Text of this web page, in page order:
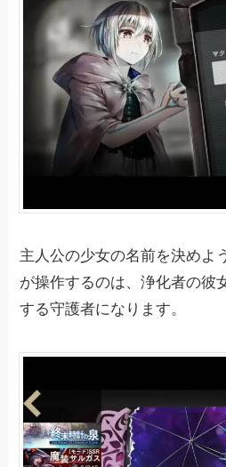
主人公の少女の名前を決めよ
が操作するのは、浄化者の彼
する守護者になります。